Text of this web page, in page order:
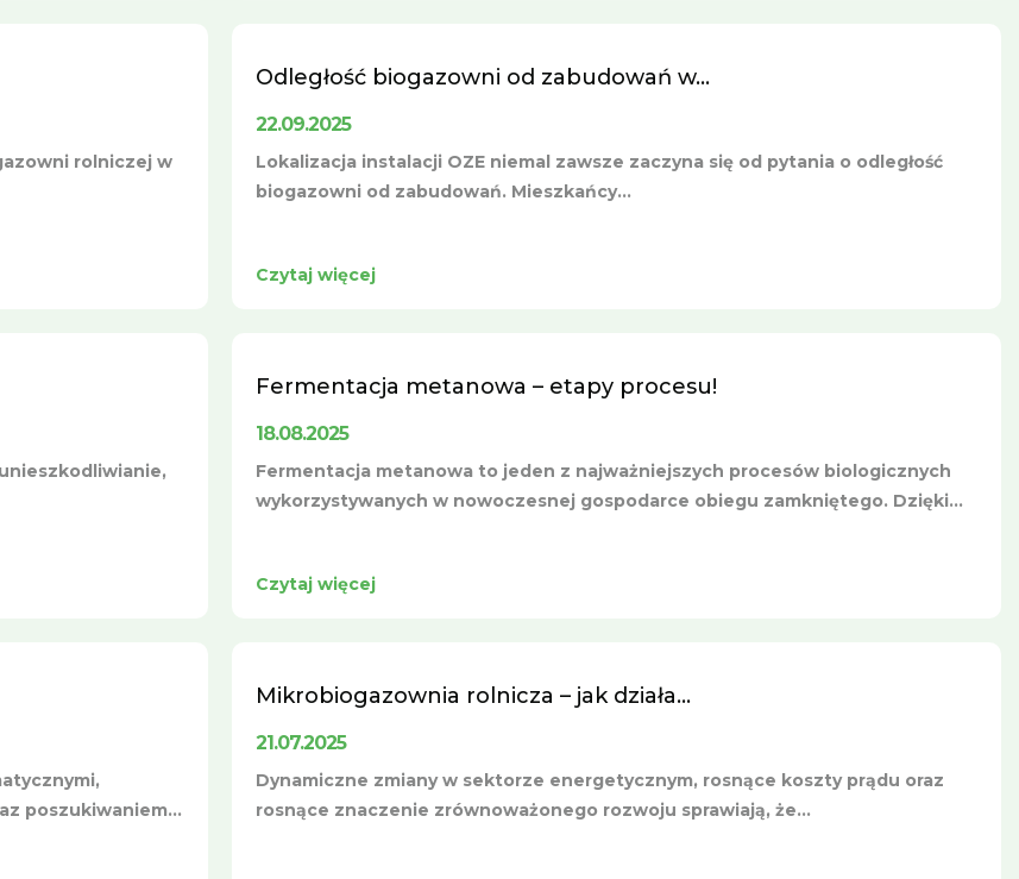
rolniczej w
Odległość biogazowni od zabudowań w...
22.09.2025
Lokalizacja instalacji OZE niemal zawsze zaczyna się od pytania o odległość
biogazowni od zabudowań. Mieszkańcy...
Czytaj więcej
Fermentacja metanowa – etapy procesu!
18.08.2025
Fermentacja metanowa to jeden z najważniejszych procesów biologicznych
wykorzystywanych w nowoczesnej gospodarce obiegu zamkniętego. Dzięki...
Czytaj więcej
poszukiwaniem...
Mikrobiogazownia rolnicza – jak działa...
21.07.2025
Dynamiczne zmiany w sektorze energetycznym, rosnące koszty prądu oraz
rosnące znaczenie zrównoważonego rozwoju sprawiają, że...